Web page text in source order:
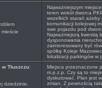
Najważniejszym
teren wokół dworca
wszelkich starań ażeby
komunikacji kolejowej
swe pojazdu pod
Najważniejszą kwestią
dysponowania
zainteresowany być
spółkę Koleje
lokalizacji parkingów w
w Tłuszczu:
dziedzinie,
Miejsca przeznaczone
m.p.z.p. Czy są to
dyskutować. Plan jest
zmian. Z pewnością